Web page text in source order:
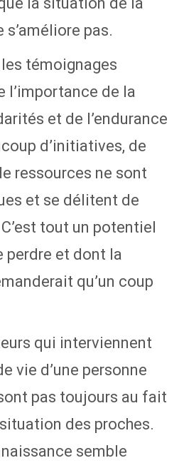
pas.
témoignages
l’importance de la
et de l’endurance
d’initiatives, de
ressources ne sont
et se délitent de
tout un potentiel
perdre et dont la
qu’un coup
qui interviennent
vie d’une personne
pas toujours au fait
des proches.
semble